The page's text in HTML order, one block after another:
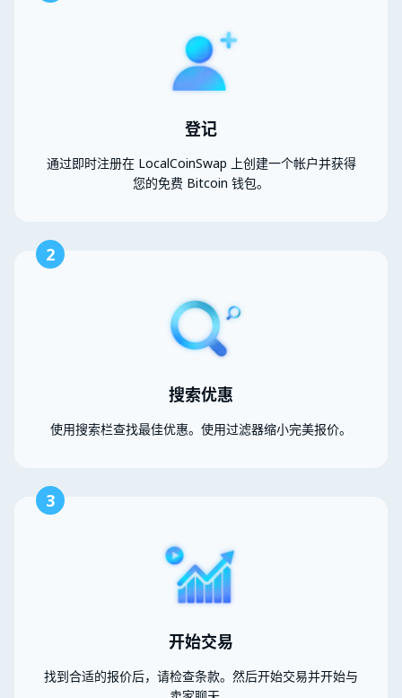
登记
通过即时注册在 LocalCoinSwap 上创建一个帐户并获得
您的免费 Bitcoin 钱包。
2
搜索优惠
使用搜索栏查找最佳优惠。使用过滤器缩小完美报价。
3
开始交易
找到合适的报价后，请检查条款。然后开始交易并开始与